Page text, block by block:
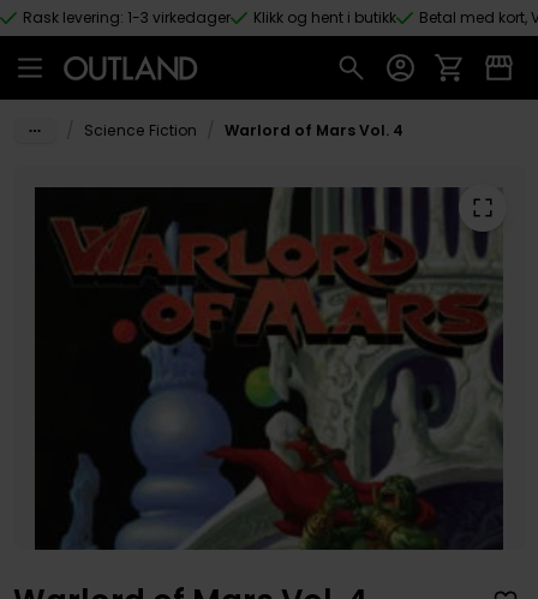
Hopp til hovedinnhold
Rask levering: 1-3 virkedager Klikk og hent i butikk Betal med kort,
Science Fiction Warlord of Mars Vol. 4